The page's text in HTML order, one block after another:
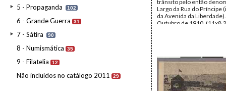
5 - Propaganda 102
6 - Grande Guerra 31
7 - Sátira 90
8 - Numismática 35
9 - Filatelia 12
Não incluídos no catálogo 2011 29
trânsito pelo então
Largo da Rua do Príncipe
da Avenida da
Outubro de 1910.
Data:s.d.
Fundo:
Colecção
Soares/António Pedro
Tipo Documental:ARTE
Página(s):1